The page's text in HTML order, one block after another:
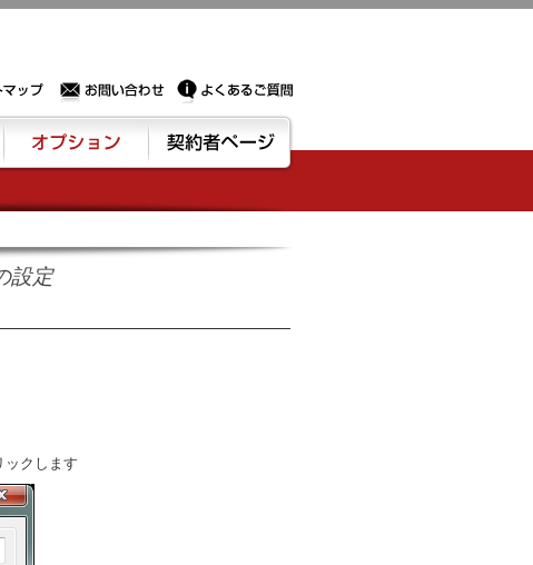
設定
ックします
オプション 契約者ページ